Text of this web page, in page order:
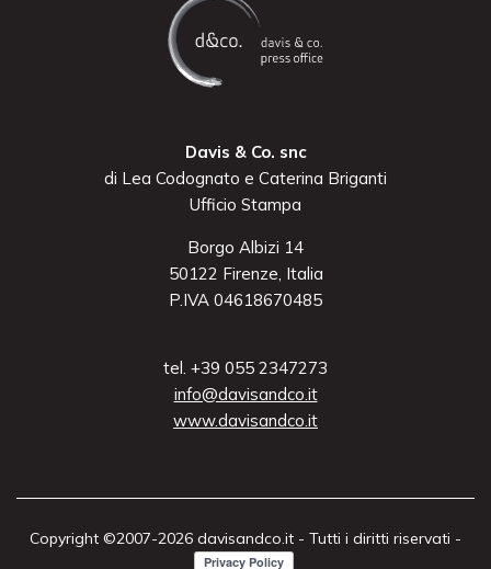
Davis & Co. snc
di Lea Codognato e Caterina Briganti
Ufficio Stampa
Borgo Albizi 14
50122 Firenze, Italia
P.IVA 04618670485
tel. +39 055 2347273
info@davisandco.it
www.davisandco.it
Copyright ©2007-2026 davisandco.it - Tutti i diritti riservati -